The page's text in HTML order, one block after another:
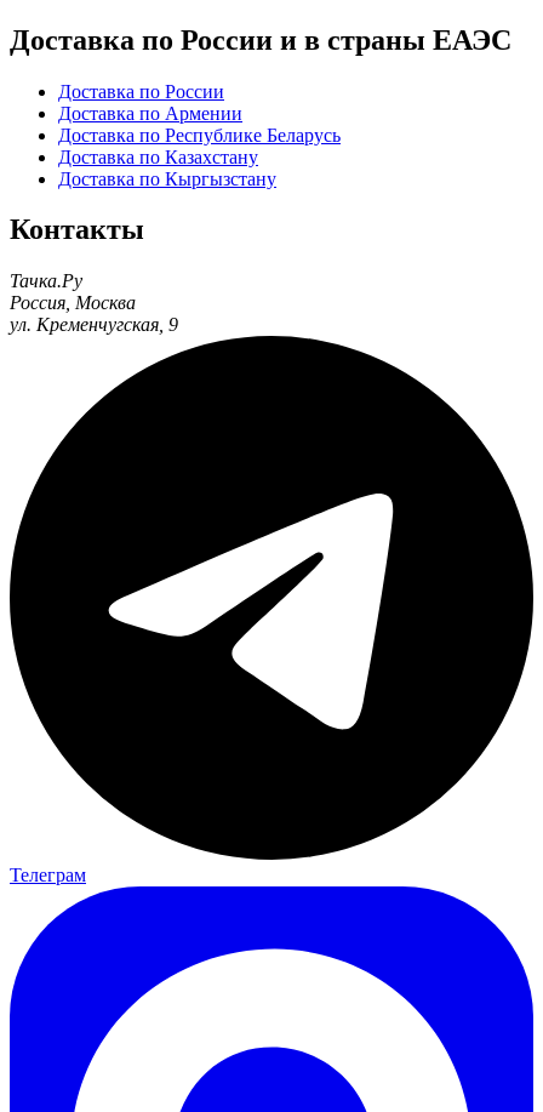
Доставка по России и в страны ЕАЭС
Доставка по России
Доставка по Армении
Доставка по Республике Беларусь
Доставка по Казахстану
Доставка по Кыргызстану
Контакты
Тачка.Ру
Россия Москва
ул. Кременчугская, 9
Телеграм